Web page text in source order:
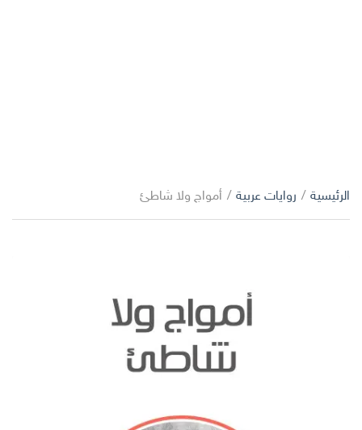
الرئيسية / روايات عربية / أمواج ولا شاطئ